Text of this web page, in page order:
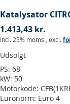
Katalysator
1.413,43 kr.
Incl. 25% moms , excl.
Udsolgt
PS: 68
kW: 50
Motorkode:
Euronorm: Euro 4